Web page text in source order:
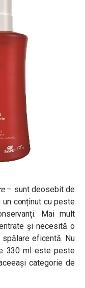
– sunt deosebit de
un conținut cu peste
Mai mult
și necesită o
eficentă. Nu
330 ml este peste
categorie de